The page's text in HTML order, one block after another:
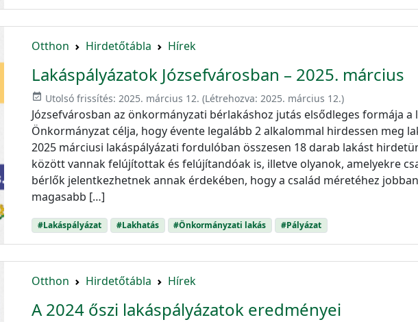
Otthon Hirdetőtábla Hírek
Lakáspályázatok Józsefvárosban – 2025. március
event_available Utolsó frissítés:2025. március 12. (Létrehozva:2025. március 12.)
Józsefvárosban az önkormányzati bérlakáshoz jutás elsődleges formája a
Önkormányzat célja, hogy évente legalább 2 alkalommal hirdessen meg
2025 márciusi lakáspályázati fordulóban összesen 18 darab lakást
között vannak felújítottak és felújítandóak is, illetve olyanok, amelyekre
bérlők jelentkezhetnek annak érdekében, hogy a család méretéhez
magasabb […]
#Lakáspályázat #Lakhatás #Önkormányzati lakás #Pályázat
Otthon Hirdetőtábla Hírek
A 2024 őszi lakáspályázatok eredményei